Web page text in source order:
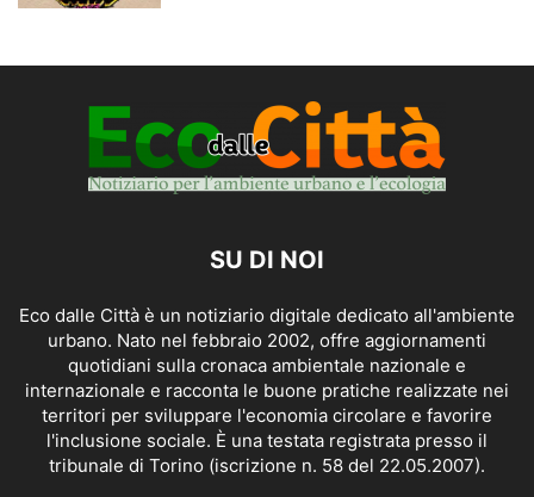
SU DI NOI
Eco dalle Città è un notiziario digitale dedicato all'ambiente
urbano. Nato nel febbraio 2002, offre aggiornamenti
quotidiani sulla cronaca ambientale nazionale e
internazionale e racconta le buone pratiche realizzate nei
territori per sviluppare l'economia circolare e favorire
l'inclusione sociale. È una testata registrata presso il
tribunale di Torino (iscrizione n. 58 del 22.05.2007).